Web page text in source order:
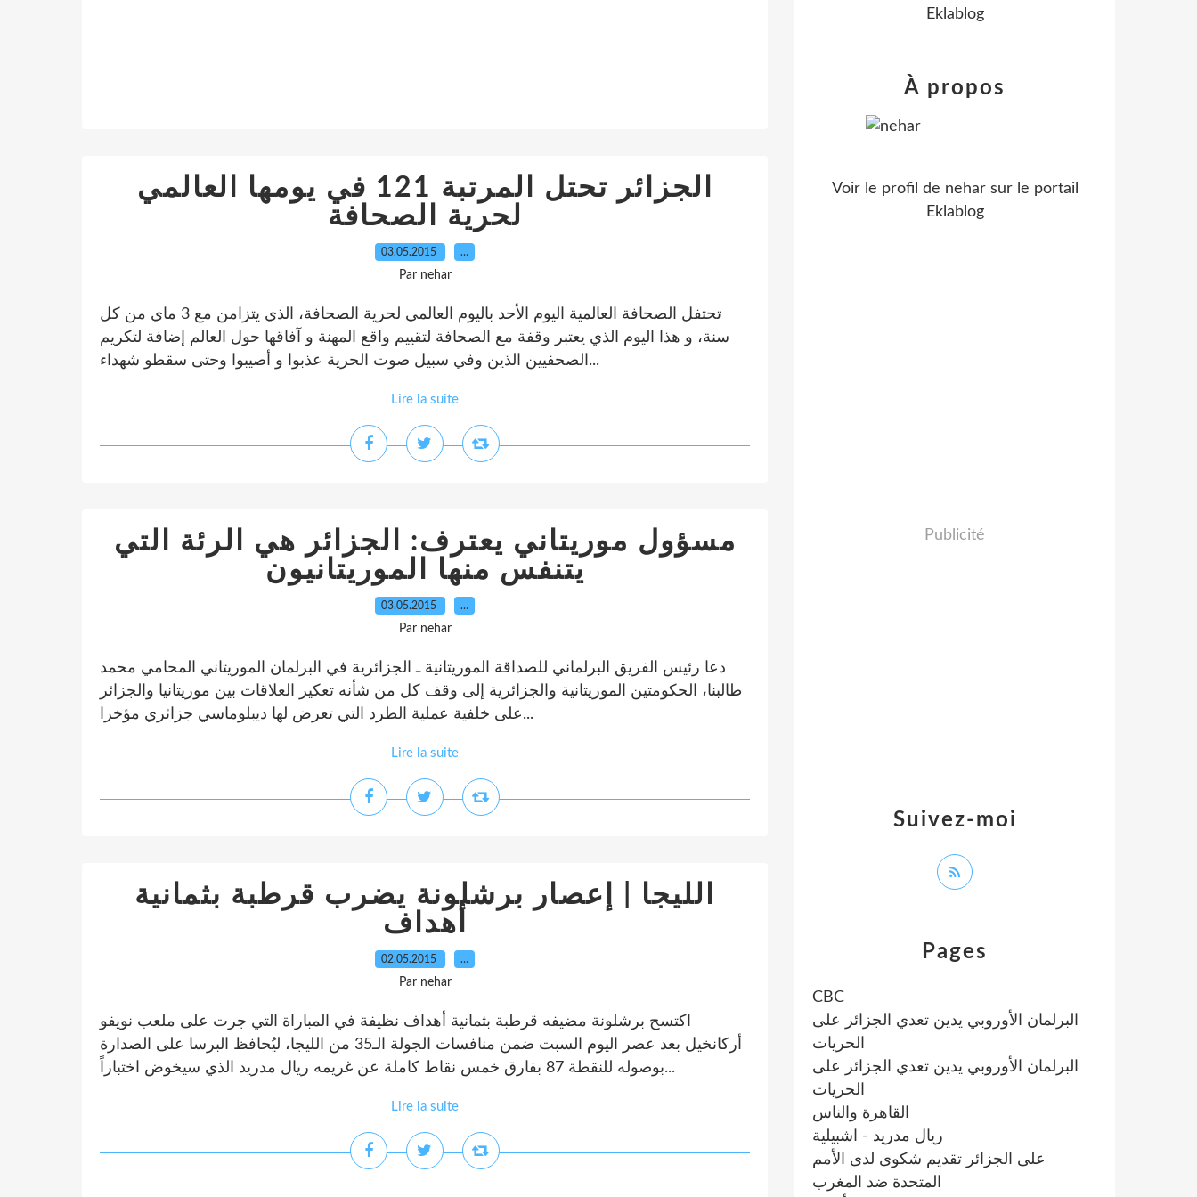
الجزائر تحتل المرتبة 121 في يومها العالمي
لحرية الصحافة
03.05.2015 …
Par nehar
تحتفل الصحافة العالمية اليوم الأحد باليوم العالمي لحرية الصحافة، الذي يتزامن مع 3 ماي من كل
سنة، و هذا اليوم الذي يعتبر وقفة مع الصحافة لتقييم واقع المهنة و آفاقها حول العالم إضافة لتكريم
الصحفيين الذين وفي سبيل صوت الحرية عذبوا و أصيبوا وحتى سقطو شهداء...
Lire la suite
مسؤول موريتاني يعترف: الجزائر هي الرئة التي
يتنفس منها الموريتانيون
03.05.2015 …
Par nehar
دعا رئيس الفريق البرلماني للصداقة الموريتانية ـ الجزائرية في البرلمان الموريتاني المحامي محمد
طالبنا، الحكومتين الموريتانية والجزائرية إلى وقف كل من شأنه تعكير العلاقات بين موريتانيا والجزائر
على خلفية عملية الطرد التي تعرض لها ديبلوماسي جزائري مؤخرا...
Lire la suite
الليجا | إعصار برشلونة يضرب قرطبة بثمانية
أهداف
02.05.2015 …
Par nehar
اكتسح برشلونة مضيفه قرطبة بثمانية أهداف نظيفة في المباراة التي جرت على ملعب نويفو
أركانخيل بعد عصر اليوم السبت ضمن منافسات الجولة الـ35 من الليجا، ليُحافظ البرسا على الصدارة
بوصوله للنقطة 87 بفارق خمس نقاط كاملة عن غريمه ريال مدريد الذي سيخوض اختباراً...
Lire la suite
Pages
CBC
البرلمان الأوروبي يدين تعدي الجزائر على
الحريات
البرلمان الأوروبي يدين تعدي الجزائر على
الحريات
القاهرة والناس
ريال مدريد - اشبيلية
على الجزائر تقديم شكوى لدى الأمم
المتحدة ضد المغرب
Eklablog
Suivez-moi
À propos
Voir le profil de neharsur le portail
Eklablog
Publicité